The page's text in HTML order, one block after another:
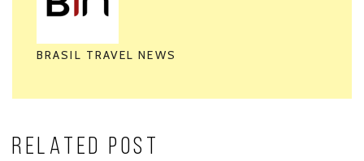
BRASIL TRAVEL NEWS
RELATED POST